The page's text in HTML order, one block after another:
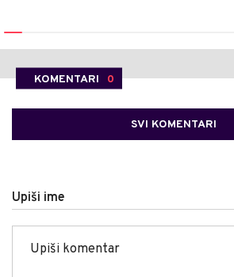
KOMENTARI 0
SVI KOMENTARI
Upiši ime